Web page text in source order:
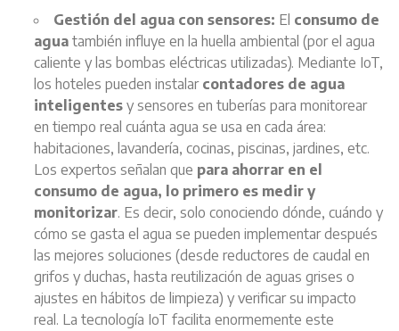
Gestión del agua con sensores: El consumo de
aguatambién influye en la huella ambiental (por el agua
caliente y las bombas eléctricas utilizadas). Mediante IoT,
los hoteles pueden instalar contadores de agua
inteligentesy sensores en tuberías para monitorear
en tiempo real cuánta agua se usa en cada área:
habitaciones, lavandería, cocinas, piscinas, jardines, etc.
Los expertos señalan que para ahorrar en el
consumo de agua, lo primero es medir y
monitorizar. Es decir, solo conociendo dónde, cuándo y
cómo se gasta el agua se pueden implementar después
las mejores soluciones (desde reductores de caudal en
grifos y duchas, hasta reutilización de aguas grises o
ajustes en hábitos de limpieza) y verificar su impacto
real. La tecnología IoT facilita enormemente este